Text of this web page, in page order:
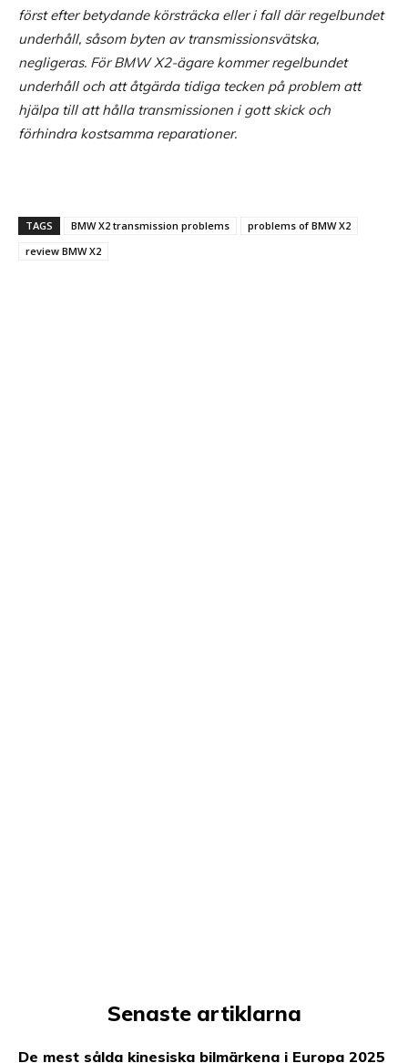
först efter betydande körsträcka eller i fall där regelbundet
underhåll, såsom byten av transmissionsvätska,
negligeras. För BMW X2-ägare kommer regelbundet
underhåll och att åtgärda tidiga tecken på problem att
hjälpa till att hålla transmissionen i gott skick och
förhindra kostsamma reparationer.
TAGS BMW X2 transmission problems
problems of BMW X2
review BMW X2
Senaste artiklarna
De mest sålda kinesiska bilmärkena i Europa 2025